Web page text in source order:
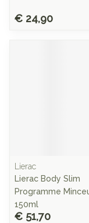
€ 24,90
Lierac
Lierac Body Slim
Programme
150ml
€ 51,70